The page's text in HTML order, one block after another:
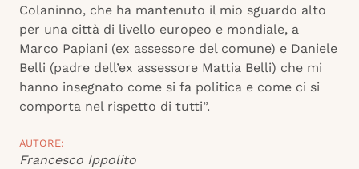
Colaninno, che ha mantenuto il mio sguardo alto
per una città di livello europeo e mondiale, a
Marco Papiani (ex assessore del comune) e Daniele
Belli (padre dell’ex assessore Mattia Belli) che mi
hanno insegnato come si fa politica e come ci si
comporta nel rispetto di tutti”.
AUTORE:
Francesco Ippolito